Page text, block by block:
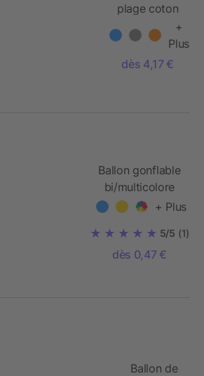
plage coton
+
Plus
dès 4,17 €
Ballon gonflable
bi/multicolore
+ Plus
5/5 (1)
dès 0,47 €
Ballon de